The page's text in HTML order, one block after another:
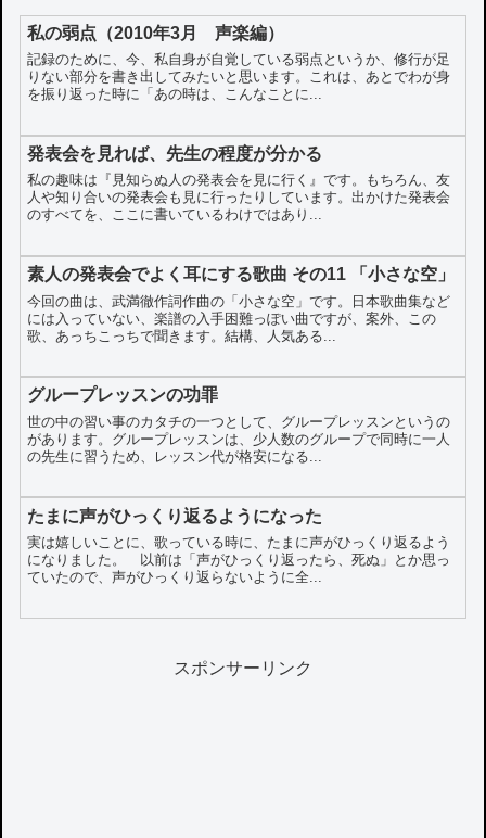
私の弱点（2010年3月 声楽編）
記録のために、今、私自身が自覚している弱点というか、修行が足
りない部分を書き出してみたいと思います。これは、あとでわが身
を振り返った時に「あの時は、こんなことに...
発表会を見れば、先生の程度が分かる
私の趣味は『見知らぬ人の発表会を見に行く』です。もちろん、友
人や知り合いの発表会も見に行ったりしています。出かけた発表会
のすべてを、ここに書いているわけではあり...
素人の発表会でよく耳にする歌曲 その11 「小さな空」
今回の曲は、武満徹作詞作曲の「小さな空」です。日本歌曲集など
には入っていない、楽譜の入手困難っぽい曲ですが、案外、この
歌、あっちこっちで聞きます。結構、人気ある...
グループレッスンの功罪
世の中の習い事のカタチの一つとして、グループレッスンというの
があります。グループレッスンは、少人数のグループで同時に一人
の先生に習うため、レッスン代が格安になる...
たまに声がひっくり返るようになった
実は嬉しいことに、歌っている時に、たまに声がひっくり返るよう
になりました。 以前は「声がひっくり返ったら、死ぬ」とか思っ
ていたので、声がひっくり返らないように全...
スポンサーリンク